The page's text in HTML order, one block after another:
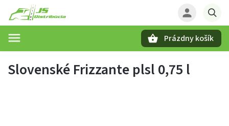
Prázdny košík
Slovenské Frizzante plsl 0,75 l